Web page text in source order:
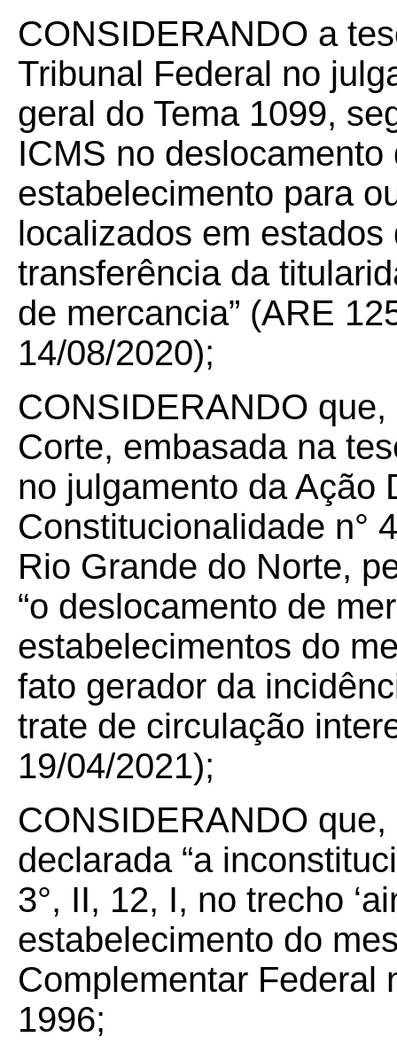
CONSIDERANDO a
Tribunal Federal no
geral do Tema 1099,
ICMS no
estabelecimento para
localizados em
transferência da
de mercancia” (ARE
14/08/2020);
CONSIDERANDO
Corte, embasada na
no julgamento da Ação
Constitucionalidade n°
Rio Grande do Norte,
“o deslocamento de
estabelecimentos do
fato gerador da
trate de circulação
19/04/2021);
CONSIDERANDO
declarada “a
3°, II, 12, I, no trecho
estabelecimento do
Complementar Federal
1996;